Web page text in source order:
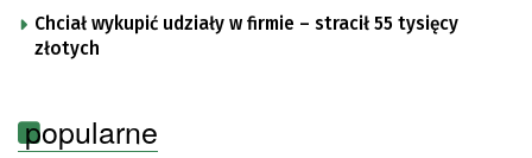
Chciał wykupić udziały w firmie – stracił 55 tysięcy
złotych
popularne